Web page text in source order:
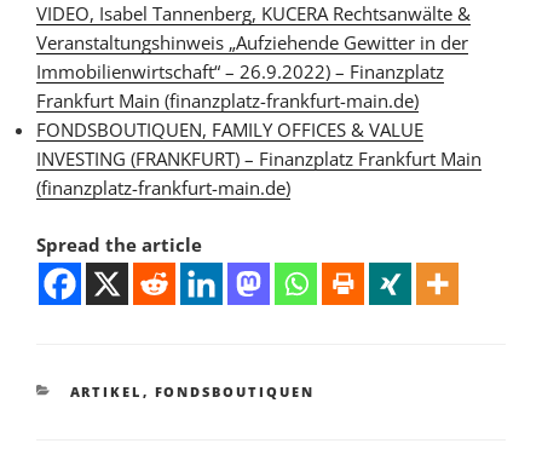
VIDEO, Isabel Tannenberg, KUCERA Rechtsanwälte &
Veranstaltungshinweis „Aufziehende Gewitter in der
Immobilienwirtschaft“ – 26.9.2022) – Finanzplatz
Frankfurt Main (finanzplatz-frankfurt-main.de)
FONDSBOUTIQUEN, FAMILY OFFICES & VALUE
INVESTING (FRANKFURT) – Finanzplatz Frankfurt Main
(finanzplatz-frankfurt-main.de)
Spread the article
KATEGORIEN
ARTIKEL , FONDSBOUTIQUEN